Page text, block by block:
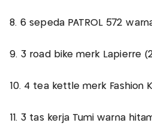
8. 6 sepeda PATROL 572
9. 3 road bike merk Lapierre
10. 4 tea kettle merk Fashion
11. 3 tas kerja Tumi warna